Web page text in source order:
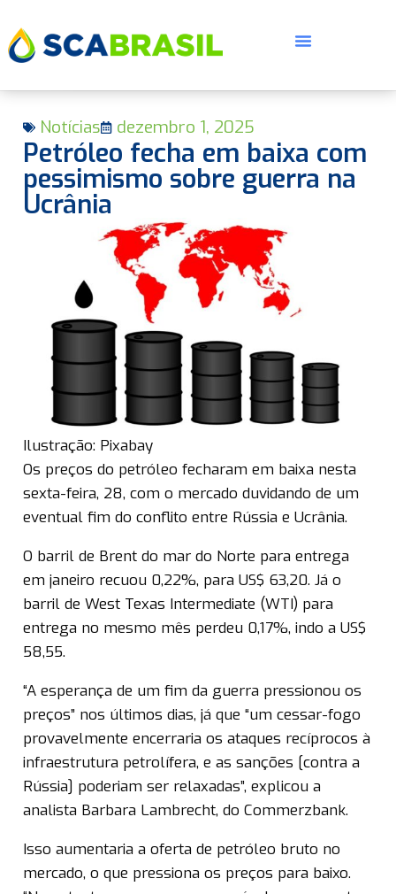
Notícias dezembro 1, 2025
Petróleo fecha em baixa com
pessimismo sobre guerra na
Ucrânia
Ilustração: Pixabay
Os preços do petróleo fecharam em baixa nesta
sexta-feira, 28, com o mercado duvidando de um
eventual fim do conflito entre Rússia e Ucrânia.
O barril de Brent do mar do Norte para entrega
em janeiro recuou 0,22%, para US$ 63,20. Já o
barril de West Texas Intermediate (WTI) para
entrega no mesmo mês perdeu 0,17%, indo a US$
58,55.
“A esperança de um fim da guerra pressionou os
preços” nos últimos dias, já que “um cessar-fogo
provavelmente encerraria os ataques recíprocos à
infraestrutura petrolífera, e as sanções [contra a
Rússia] poderiam ser relaxadas”, explicou a
analista Barbara Lambrecht, do Commerzbank.
Isso aumentaria a oferta de petróleo bruto no
mercado, o que pressiona os preços para baixo.